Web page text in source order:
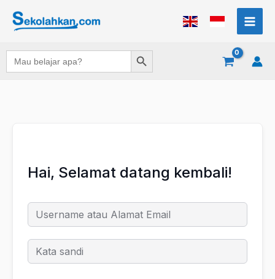
Search
for:
Search Button
Hai, Selamat datang kembali!